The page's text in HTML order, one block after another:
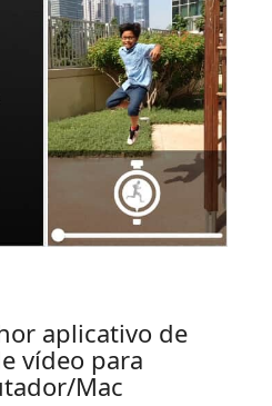
aplicativo de
vídeo para
Mac